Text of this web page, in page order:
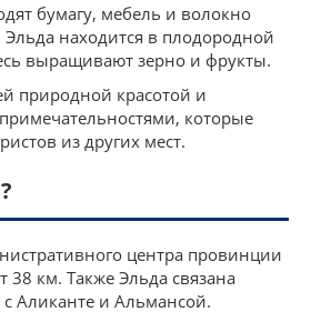
бумагу, мебель и волокно
Эльда находится в плодородной
выращивают зерно и фрукты.
природной красотой и
которые
из других мест.
центра провинции
38 км. Также Эльда связана
с Аликанте и Альмансой.